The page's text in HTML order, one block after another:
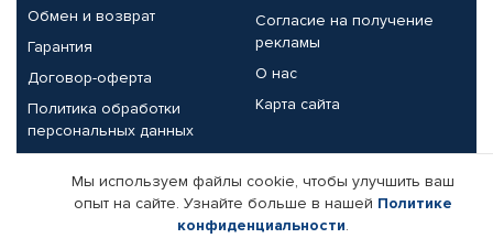
Обмен и возврат
Гарантия
Договор-оферта
Политика обработки
персональных данных
Согласие на получение
рекламы
О нас
Карта сайта
Партнерам
Корпоративным клиентам
Реквизиты компании
Мы используем файлы cookie, чтобы улучшить ваш
опыт на сайте. Узнайте больше в нашей Политике
конфиденциальности.